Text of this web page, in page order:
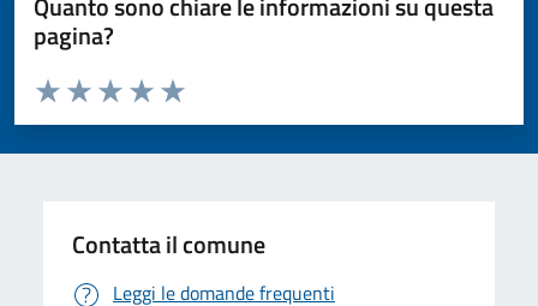
pagina?
Valuta da 1 a 5 stelle la pagina
Valuta 5 stelle su 5
Valuta 4 stelle su 5
Valuta 3 stelle su 5
Valuta 2 stelle su 5
Valuta 1 stelle su 5
Contatta il comune
Leggi le domande frequenti